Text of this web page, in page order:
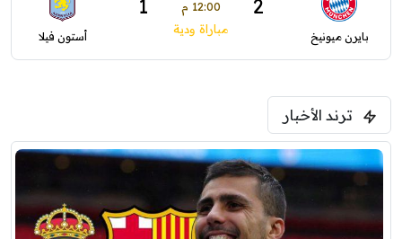
بايرن ميونيخ
2 12:00 م 1
مباراة ودية أستون فيلا
ترند الأخبار